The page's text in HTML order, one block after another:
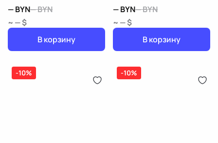
—BYN—BYN
~ — $
В корзину
—BYN—BYN
~ — $
В корзину
-10% -10%